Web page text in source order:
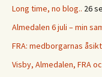
Long time, no blog.. 26
Almedalen 6 juli – min
FRA: medborgarnas
Visby, Almedalen, FRA